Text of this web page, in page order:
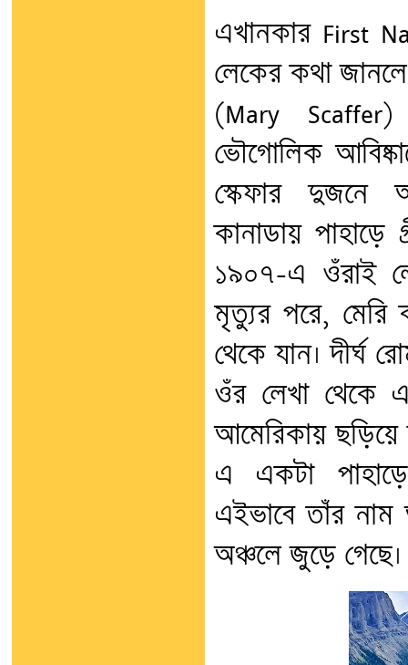
এখানকার First
লেকের কথা
(Mary
ভৌগোলিক
স্কেফার দুজনে
কানাডায় পাহাড়ে
১৯০৭-এ ওঁরাই
মৃত্যুর পরে, মেরি
থেকে যান। দীর্ঘ
ওঁর লেখা থেকে
আমেরিকায়
এ একটা
এইভাবে তাঁর নাম
অঞ্চলে জুড়ে গেছে।